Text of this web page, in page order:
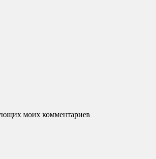
моих комментариев